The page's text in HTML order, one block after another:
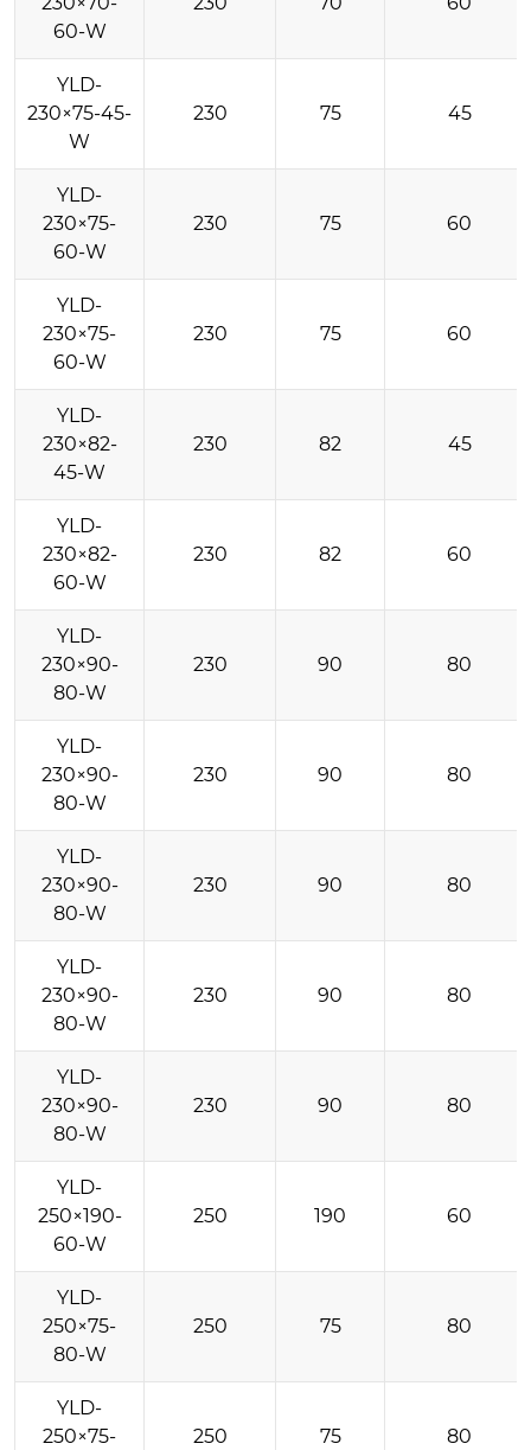
60-W
YLD-
230×75-45-
W
230 75 45
YLD-
230×75-
60-W
230 75 60
YLD-
230×75-
60-W
230 75 60
YLD-
230×82-
45-W
230 82 45
YLD-
230×82-
60-W
230 82 60
YLD-
230×90-
80-W
230 90 80
YLD-
230×90-
80-W
230 90 80
YLD-
230×90-
80-W
230 90 80
YLD-
230×90-
80-W
230 90 80
YLD-
230×90-
80-W
230 90 80
YLD-
250×190-
60-W
250 190 60
YLD-
250×75-
80-W
250 75 80
YLD-
250×75-
250 75 80